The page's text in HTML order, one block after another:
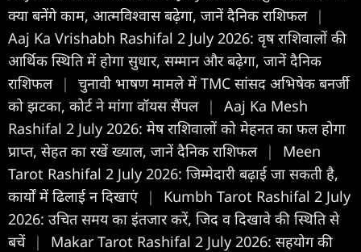
क्या बनेंगे काम, आत्मविश्वास बढ़ेगा, जानें दैनिक राशिफल |
Aaj Ka Vrishabh Rashifal 2 July 2026: वृष राशिवालों की
आर्थिक स्थिति में होगा सुधार, सम्मान और बढ़ेगा, जानें दैनिक
राशिफल |
चुनावी भाषण मामले में TMC सांसद अभिषेक बनर्जी
को झटका, कोर्ट ने मांगा वॉयस सैंपल |
Aaj Ka Mesh
Rashifal 2 July 2026: मेष राशिवालों को मेहनत का फल होगा
प्राप्त, सेहत का रखें ख्याल, जानें दैनिक राशिफल |
Meen
Tarot Rashifal 2 July 2026: जिम्मेदारी बढ़ाई जा सकती है,
कार्यों में ढिलाई न दिखाएं |
Kumbh Tarot Rashifal 2 July
2026: उचित समय का इंतजार करें, जिद व दिखावे की स्थिति से
बचें |
Makar Tarot Rashifal 2 July 2026: सहयोग की